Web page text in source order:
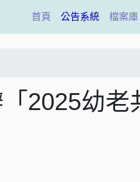
首頁(current)
公告系統 檔案庫
2025幼老